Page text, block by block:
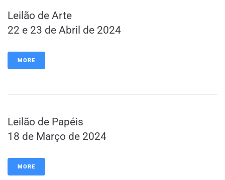
Leilão de Arte
22 e 23 de Abril de 2024
MORE
Leilão de Papéis
18 de Março de 2024
MORE